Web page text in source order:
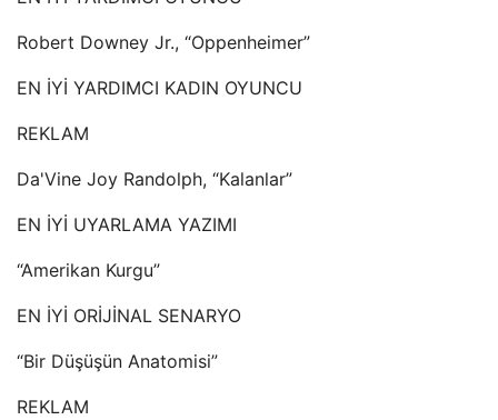
Robert Downey Jr., “Oppenheimer”
EN İYİ YARDIMCI KADIN OYUNCU
REKLAM
Da'Vine Joy Randolph, “Kalanlar”
EN İYİ UYARLAMA YAZIMI
“Amerikan Kurgu”
EN İYİ ORİJİNAL SENARYO
“Bir Düşüşün Anatomisi”
REKLAM